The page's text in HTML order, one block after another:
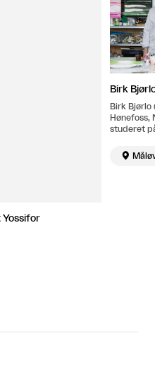
Yossifor
Birk
Birk Bjørlo
Hønefoss,
studeret
